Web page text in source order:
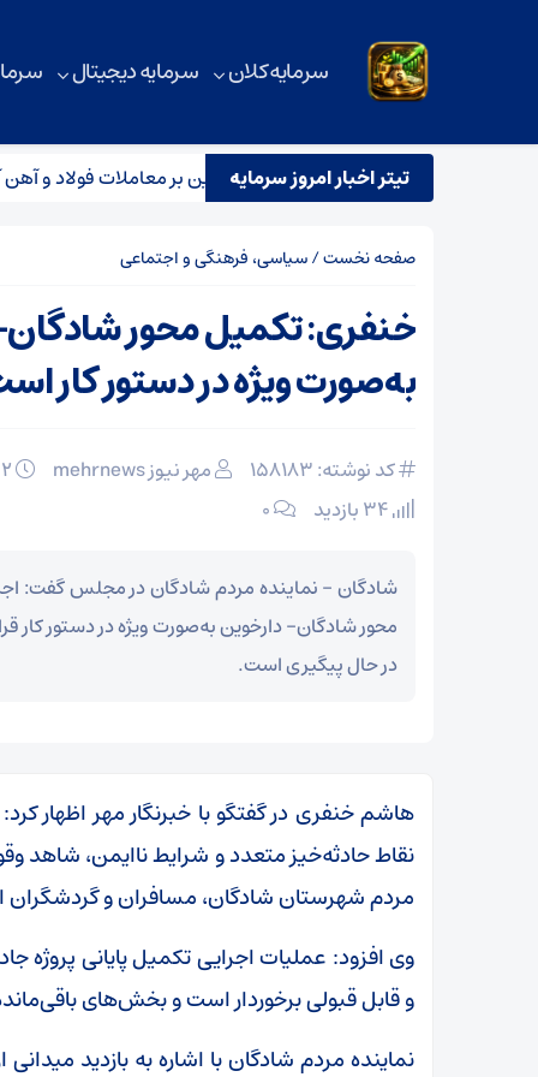
سرمایه کلان سرمایه دیجیتال
تیتر اخبار امروز سرمایه
بررسی آماری بورس کالا؛ رکود سنگین بر معاملات فولاد و آهن
صفحه نخست/سیاسی، فرهنگی و اجتماعی
خنفری: تکمیل محور
به‌صورت ویژه در دستور کار
کد نوشته: 158183 مهر نیوز mehrnews
۰
شادگان – نماینده مردم شادگان در مجلس گفت:
محور شادگان– دارخوین به‌صورت ویژه در دستور کار
در حال پیگیری است.
هاشم خنفری در گفتگو با خبرنگار مهر اظهار
نقاط حادثه‌خیز متعدد و شرایط ناایمن، شاهد
مردم شهرستان شادگان، مسافران و گردشگران
وی افزود: عملیات اجرایی تکمیل پایانی
و قابل قبولی برخوردار است و بخش‌های
نماینده مردم شادگان با اشاره به بازدید